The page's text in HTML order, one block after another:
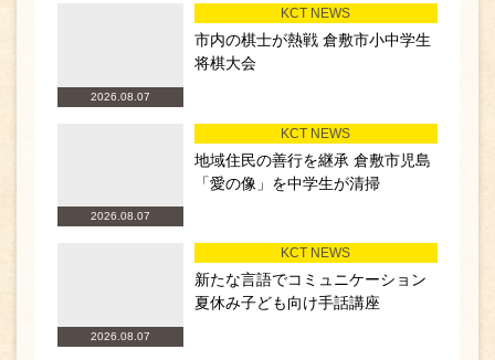
2026.08.07
KCT NEWS
市内の棋士が熱戦 倉敷市小中学生
将棋大会
2026.08.07
KCT NEWS
地域住民の善行を継承 倉敷市児島
「愛の像」を中学生が清掃
2026.08.07
KCT NEWS
新たな言語でコミュニケーション
夏休み子ども向け手話講座